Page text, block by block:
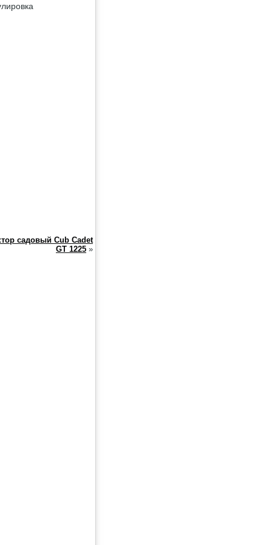
садовый Cub Cadet
GT 1225 »